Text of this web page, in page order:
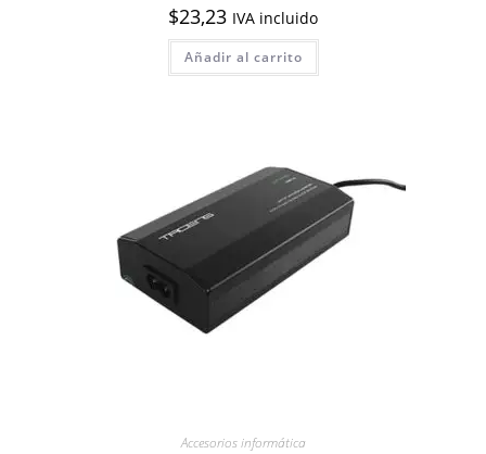
$23,23 IVA incluido
Añadir al carrito
Accesorios informática